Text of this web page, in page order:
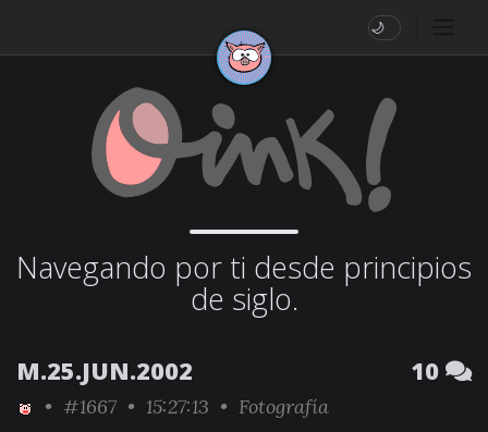
🌙
Navegando por ti desde principios
de siglo.
M.25.JUN.2002 10
• #1667 • 15:27:13 • Fotografía